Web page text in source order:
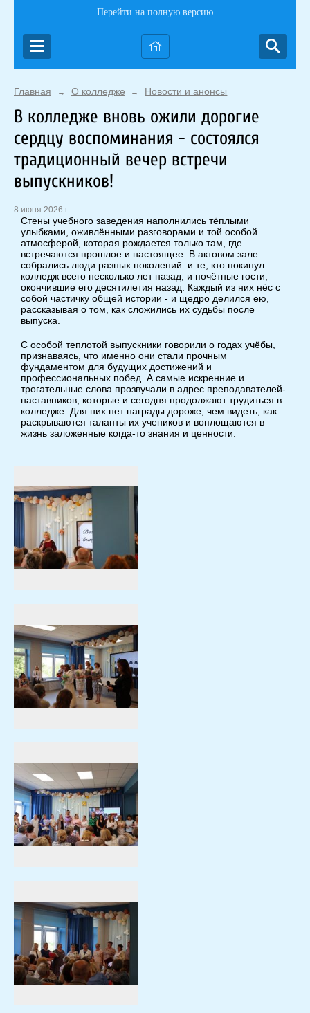
Перейти на полную версию
Главная → О колледже → Новости и анонсы
В колледже вновь ожили дорогие
сердцу воспоминания - состоялся
традиционный вечер встречи
выпускников!
8 июня 2026 г.
Стены учебного заведения наполнились тёплыми
улыбками, оживлёнными разговорами и той особой
атмосферой, которая рождается только там, где
встречаются прошлое и настоящее. В актовом зале
собрались люди разных поколений: и те, кто покинул
колледж всего несколько лет назад, и почётные гости,
окончившие его десятилетия назад. Каждый из них нёс с
собой частичку общей истории - и щедро делился ею,
рассказывая о том, как сложились их судьбы после
выпуска.
С особой теплотой выпускники говорили о годах учёбы,
признаваясь, что именно они стали прочным
фундаментом для будущих достижений и
профессиональных побед. А самые искренние и
трогательные слова прозвучали в адрес преподавателей-
наставников, которые и сегодня продолжают трудиться в
колледже. Для них нет награды дороже, чем видеть, как
раскрываются таланты их учеников и воплощаются в
жизнь заложенные когда-то знания и ценности.